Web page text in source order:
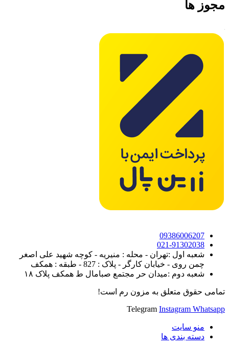
مجوز ها
09386006207
021-91302038
شعبه اول :تهران - محله : منیریه - کوچه شهید علی اصغر
چمن روی - خیابان کارگر - پلاک : 827 - طبقه : همکف
شعبه دوم :میدان حر مجتمع صبامال ط همکف پلاک ۱۸
تمامی حقوق متعلق به مزون رم است!
Telegram Instagram Whatsapp
منو سایت
دسته بندی ها